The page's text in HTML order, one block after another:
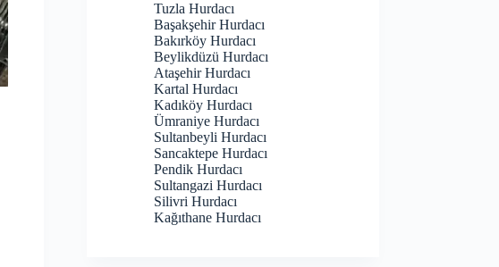
Tuzla Hurdacı
Başakşehir Hurdacı
Bakırköy Hurdacı
Beylikdüzü Hurdacı
Ataşehir Hurdacı
Kartal Hurdacı
Kadıköy Hurdacı
Ümraniye Hurdacı
Sultanbeyli Hurdacı
Sancaktepe Hurdacı
Pendik Hurdacı
Sultangazi Hurdacı
Silivri Hurdacı
Kağıthane Hurdacı